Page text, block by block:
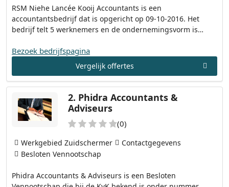
RSM Niehe Lancée Kooij Accountants is een
accountantsbedrijf dat is opgericht op 09-10-2016. Het
bedrijf telt 5 werknemers en de ondernemingsvorm is…
Bezoek bedrijfspagina
Vergelijk offertes
2. Phidra Accountants &
Adviseurs
(0)
Phidra Accountants & Adviseurs is een Besloten
Werkgebied Zuidschermer
Contactgegevens
Besloten Vennootschap